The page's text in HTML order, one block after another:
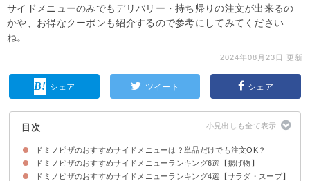
サイドメニューのみでもデリバリー・持ち帰りの注文が出来るの
かや、お得なクーポンも紹介するので参考にしてみてください
ね。
2024年08月23日 更新
シェア ツイート シェア
目次
ドミノピザのおすすめサイドメニューは？単品だけでも注文OK？
ドミノピザはサイドメニューのみでもデリバリー・持ち帰りが出来る
ドミノピザのおすすめサイドメニューランキング6選【揚げ物】
6位：ジューシーからあげ（599円）
5位：チキンナゲット（499円）
4位：のび～るチーズ棒（499円）
3位：チリガーリックポテト（399円）
2位：バッファローウイング（599円）
1位：ポテトフライ（399円）
ドミノピザのおすすめサイドメニューランキング4選【サラダ・スープ】